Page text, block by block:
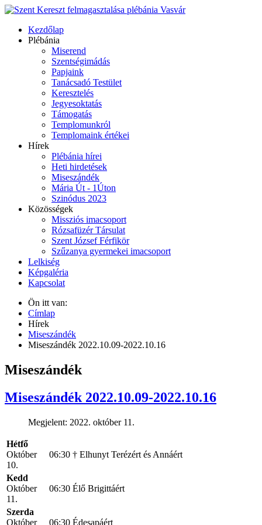
Kezdőlap
Plébánia
Miserend
Szentségimádás
Papjaink
Tanácsadó Testület
Keresztelés
Jegyesoktatás
Támogatás
Templomunkról
Templomaink értékei
Hírek
Plébánia hírei
Heti hirdetések
Miseszándék
Mária Út - 1Úton
Szinódus 2023
Közösségek
Missziós imacsoport
Rózsafüzér Társulat
Szent József Férfikör
Szűzanya gyermekei imacsoport
Lelkiség
Képgaléria
Kapcsolat
Ön itt van:
Címlap
Hírek
Miseszándék
Miseszándék 2022.10.09-2022.10.16
Miseszándék
Miseszándék 2022.10.09-2022.10.16
Megjelent: 2022. október 11.
Hétfő
Október
10.
06:30 † Elhunyt Terézért és Annáért
Kedd
Október
11.
06:30 Élő Brigittáért
Szerda
Október
06:30 Édesapáért